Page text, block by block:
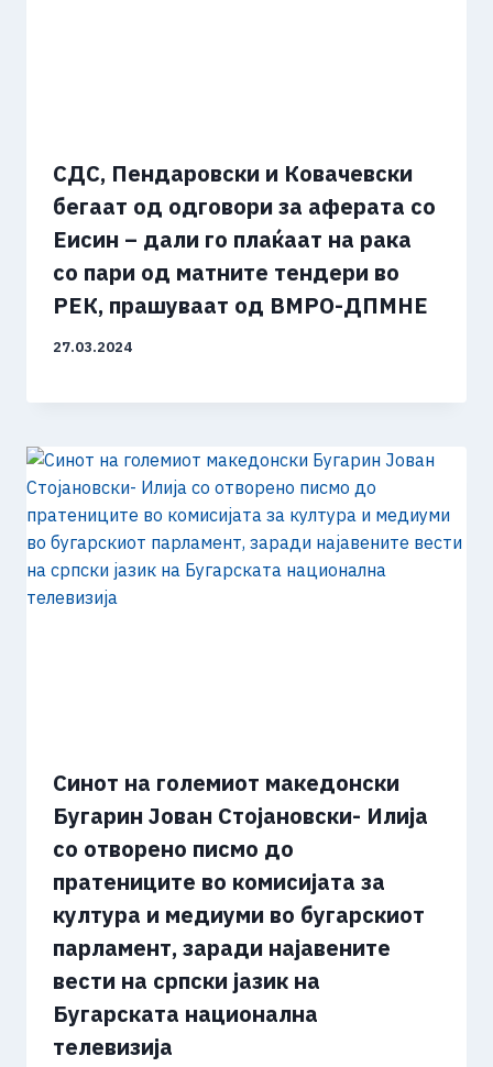
СДС, Пендаровски и Ковачевски
бегаат од одговори за аферата со
Еисин – дали го плаќаат на рака
со пари од матните тендери во
РЕК, прашуваат од ВМРО-ДПМНЕ
27.03.2024
Синот на големиот македонски
Бугарин Јован Стојановски- Илија
со отворено писмо до
пратениците во комисијата за
култура и медиуми во бугарскиот
парламент, заради најавените
вести на српски јазик на
Бугарската национална
телевизија